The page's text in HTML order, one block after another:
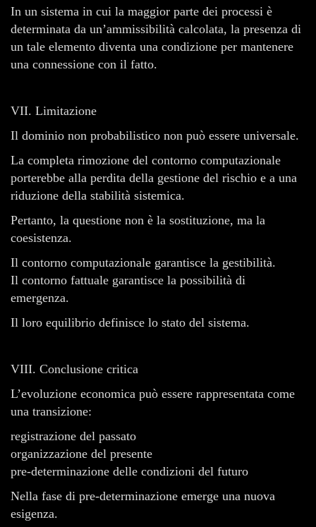
In un sistema in cui la maggior parte dei processi è
determinata da un’ammissibilità calcolata, la presenza di
un tale elemento diventa una condizione per mantenere
una connessione con il fatto.
VII. Limitazione
Il dominio non probabilistico non può essere universale.
La completa rimozione del contorno computazionale
porterebbe alla perdita della gestione del rischio e a una
riduzione della stabilità sistemica.
Pertanto, la questione non è la sostituzione, ma la
coesistenza.
Il contorno computazionale garantisce la gestibilità.
Il contorno fattuale garantisce la possibilità di
emergenza.
Il loro equilibrio definisce lo stato del sistema.
VIII. Conclusione critica
L’evoluzione economica può essere rappresentata come
una transizione:
registrazione del passato
organizzazione del presente
pre-determinazione delle condizioni del futuro
Nella fase di pre-determinazione emerge una nuova
esigenza.